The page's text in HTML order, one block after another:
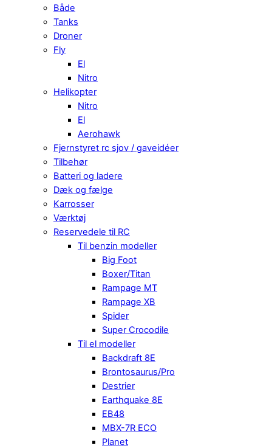
Både
Tanks
Droner
Fly
El
Nitro
Helikopter
Nitro
El
Aerohawk
Fjernstyret rc sjov / gaveidéer
Tilbehør
Batteri og ladere
Dæk og fælge
Karrosser
Værktøj
Reservedele til RC
Til benzin modeller
Big Foot
Boxer/Titan
Rampage MT
Rampage XB
Spider
Super Crocodile
Til el modeller
Backdraft 8E
Brontosaurus/Pro
Destrier
Earthquake 8E
EB48
MBX-7R ECO
Planet